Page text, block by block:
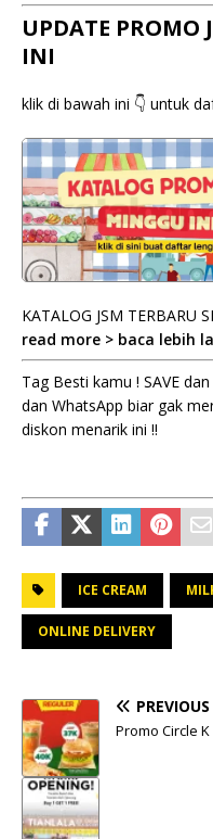
UPDATE PROMO
INI
klik di bawah ini 👇 untuk
KATALOG JSM TERBARU
read more > baca lebih
Tag Besti kamu ! SAVE
dan WhatsApp biar gak
diskon menarik ini !!
ICE CREAM
ONLINE DELIVERY
PREVIOUS
Promo Circle